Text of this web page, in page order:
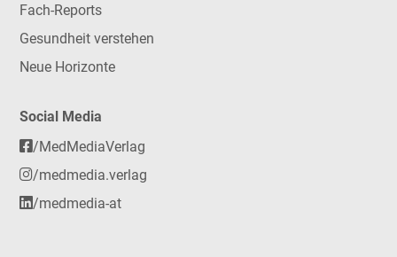
Fach-Reports
Gesundheit verstehen
Neue Horizonte
Social Media
/MedMediaVerlag
/medmedia.verlag
/medmedia-at